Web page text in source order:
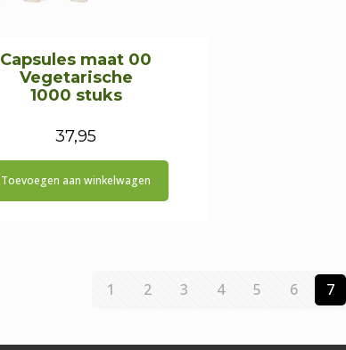
Capsules maat 00
Vegetarische
1000 stuks
37,95
Toevoegen aan winkelwagen
1 2 3 4 5 6 7